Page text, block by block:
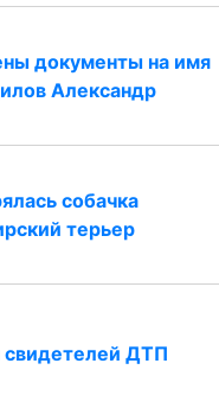
документы на имя
Александр
собачка
терьер
ДТП